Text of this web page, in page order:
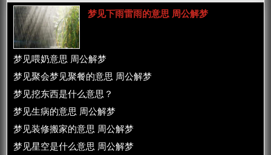
梦见下雨雷雨的意思 周公解梦
梦见喂奶意思 周公解梦
梦见聚会梦见聚餐的意思 周公解梦
梦见挖东西是什么意思？
梦见生病的意思 周公解梦
梦见装修搬家的意思 周公解梦
梦见星空是什么意思 周公解梦